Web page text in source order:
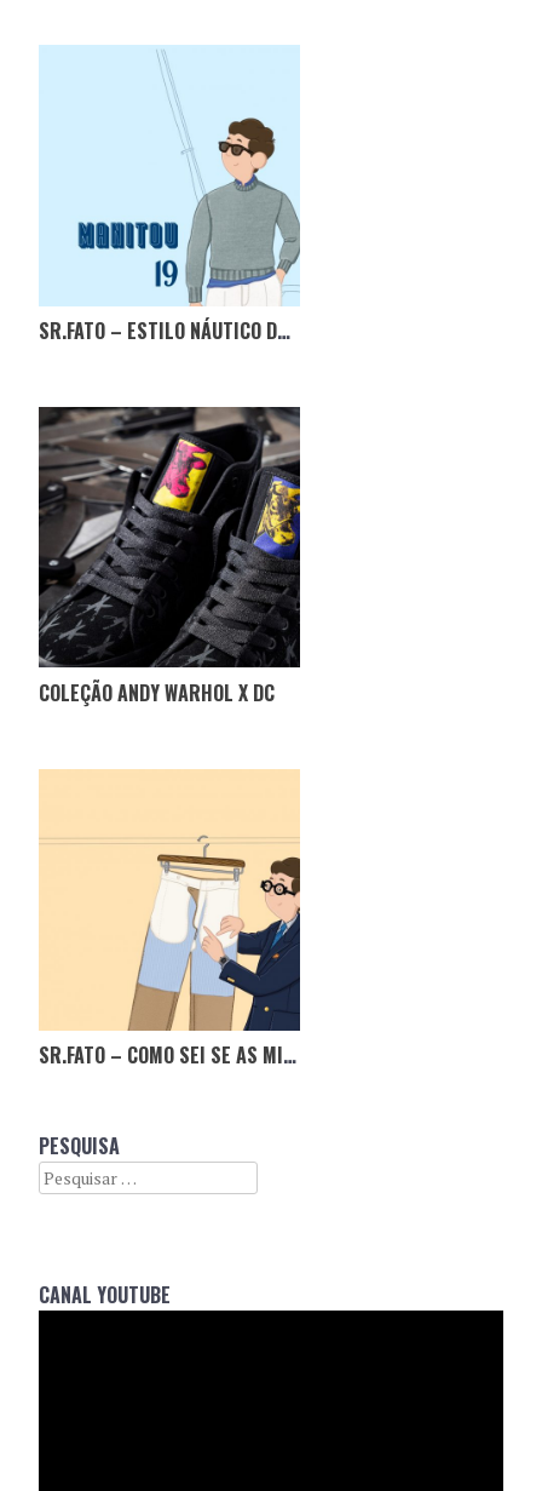
SR.FATO – ESTILO NÁUTICO DE JFK
COLEÇÃO ANDY WARHOL X DC
SR.FATO – COMO SEI SE AS MINHAS CALÇAS SÃO DE QUALIDADE?
PESQUISA
Search
CANAL YOUTUBE